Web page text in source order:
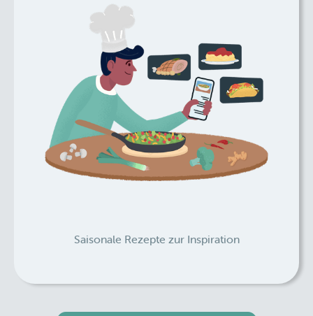
Saisonale Rezepte zur Inspiration